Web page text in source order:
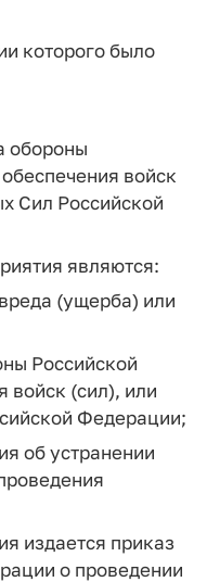
которого было
обороны
войск
Сил Российской
являются:
(ущерба) или
Российской
войск (сил), или
Федерации;
об устранении
издается приказ
о проведении